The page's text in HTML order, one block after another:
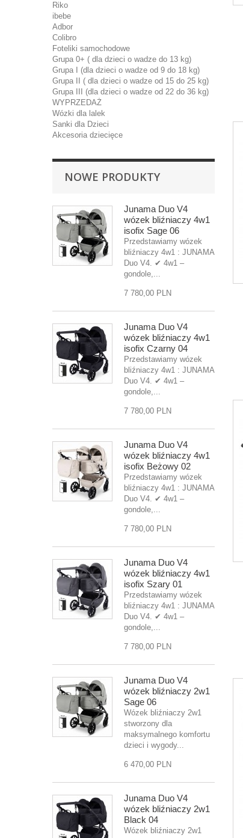
Riko
ibebe
Adbor
Colibro
Foteliki samochodowe
Grupa 0+ ( dla dzieci o wadze do 13 kg)
Grupa I (dla dzieci o wadze od 9 do 18 kg)
Grupa II ( dla dzieci o wadze od 15 do 25 kg)
Grupa III (dla dzieci o wadze od 22 do 36 kg)
WYPRZEDAŻ
Wózki dla lalek
Sanki dla Dzieci
Akcesoria dziecięce
NOWE PRODUKTY
Junama Duo V4
wózek bliźniaczy 4w1
isofix Sage 06
Przedstawiamy wózek
bliźniaczy 4w1 : JUNAMA
Duo V4. ✔ 4w1 –
gondole,...
7 780,00 PLN
Junama Duo V4
wózek bliźniaczy 4w1
isofix Czarny 04
Przedstawiamy wózek
bliźniaczy 4w1 : JUNAMA
Duo V4. ✔ 4w1 –
gondole,...
7 780,00 PLN
Junama Duo V4
wózek bliźniaczy 4w1
isofix Beżowy 02
Przedstawiamy wózek
bliźniaczy 4w1 : JUNAMA
Duo V4. ✔ 4w1 –
gondole,...
7 780,00 PLN
Junama Duo V4
wózek bliźniaczy 4w1
isofix Szary 01
Przedstawiamy wózek
bliźniaczy 4w1 : JUNAMA
Duo V4. ✔ 4w1 –
gondole,...
7 780,00 PLN
Junama Duo V4
wózek bliźniaczy 2w1
Sage 06
Wózek bliźniaczy 2w1
stworzony dla
maksymalnego komfortu
dzieci i wygody...
6 470,00 PLN
Junama Duo V4
wózek bliźniaczy 2w1
Black 04
Wózek bliźniaczy 2w1